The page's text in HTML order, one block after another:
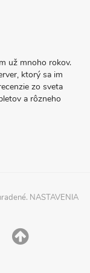
už mnoho rokov.
ktorý sa im
zo sveta
a rôzneho
NASTAVENIA